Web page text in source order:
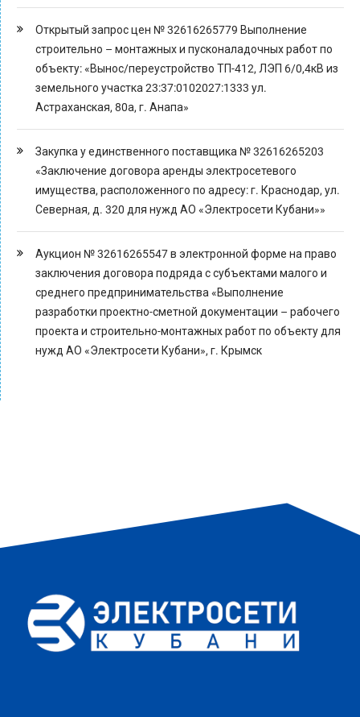
Открытый запрос цен № 32616265779 Выполнение
строительно – монтажных и пусконаладочных работ по
объекту: «Вынос/переустройство ТП-412, ЛЭП 6/0,4кВ из
земельного участка 23:37:0102027:1333 ул.
Астраханская, 80а, г. Анапа»
Закупка у единственного поставщика № 32616265203
«Заключение договора аренды электросетевого
имущества, расположенного по адресу: г. Краснодар, ул.
Северная, д. 320 для нужд АО «Электросети Кубани»»
Аукцион № 32616265547 в электронной форме на право
заключения договора подряда с субъектами малого и
среднего предпринимательства «Выполнение
разработки проектно-сметной документации – рабочего
проекта и строительно-монтажных работ по объекту для
нужд АО «Электросети Кубани», г. Крымск